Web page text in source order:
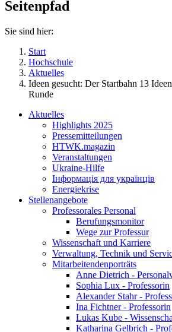
Seitenpfad
Sie sind hier:
Start
Hochschule
Aktuelles
Ideen gesucht: Der Startbahn 13
Runde
Aktuelles
Highlights 2025
Pressemitteilungen
HTWK.magazin
Veranstaltungen
Ukraine-Hilfe
Інформація для українців
Energiekrise
Stellenangebote
Professorales Personal
Berufungsmonitor
Wege zur Professur
Wissenschaft und Karriere
Verwaltung, Technik und
Mitarbeitendenporträts
Anne Dietrich -
Sophia Lux - Professorin
Alexander Stahr -
Ina Fichtner - Professorin
Lukas Kube -
Katharina Gelbrich -